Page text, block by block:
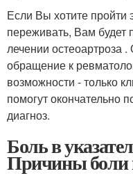
Если Вы хотите пройти
переживать, Вам будет
лечении остеоартроза
обращение к
возможности - только
помогут окончательно
диагноз.
Боль в
Причины боли